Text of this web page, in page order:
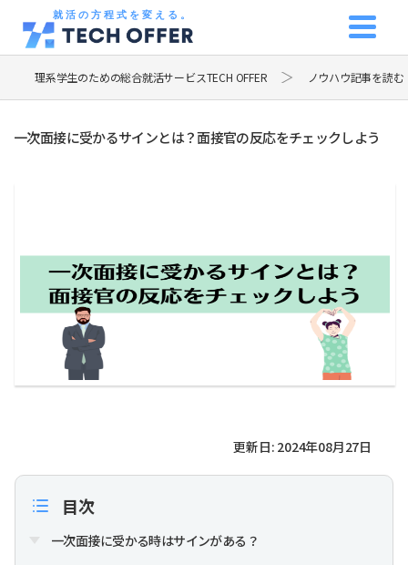
就活の方程式を変える。
理系学生のための総合就活サービスTECH OFFER ノウハウ記事を読む
一次面接に受かるサインとは？面接官の反応をチェックしよう
更新日: 2024年08月27日
目次
一次面接に受かる時はサインがある？